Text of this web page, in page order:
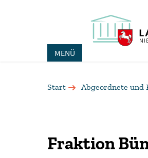
MENÜ
Start Abgeordnete und
Fraktion